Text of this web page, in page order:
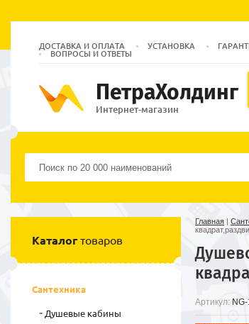
ДОСТАВКА И ОПЛАТА УСТАНОВКА
ВОПРОСЫ И ОТВЕТЫ
ПетраХолдинг
Интернет-магазин
Главная |
Артикул:
Каталог товаров
Сантехника
Душевые кабины